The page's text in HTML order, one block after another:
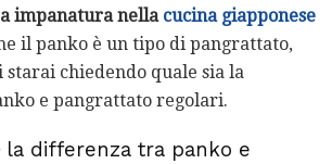
impanatura nella cucina giapponese
il panko è un tipo di pangrattato,
chiedendo quale sia la
e pangrattato regolari.
la differenza tra panko e